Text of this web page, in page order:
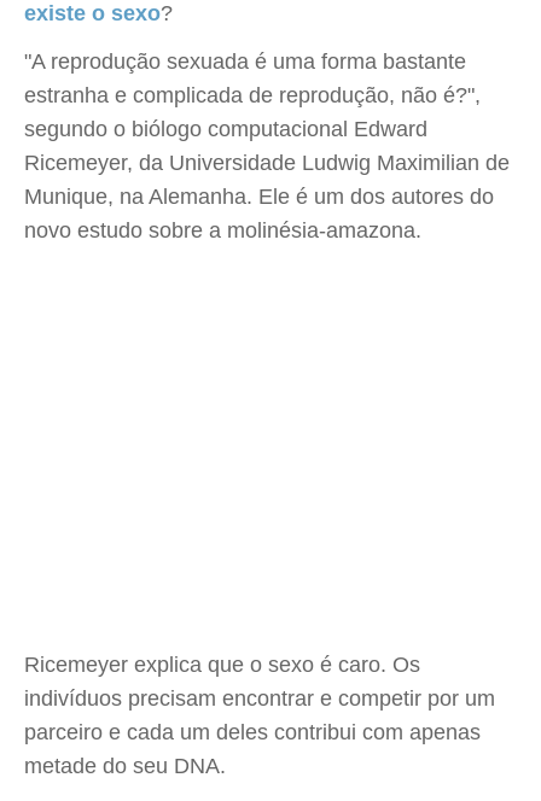
existe o sexo?
"A reprodução sexuada é uma forma bastante
estranha e complicada de reprodução, não é?",
segundo o biólogo computacional Edward
Ricemeyer, da Universidade Ludwig Maximilian de
Munique, na Alemanha. Ele é um dos autores do
novo estudo sobre a molinésia-amazona.
Ricemeyer explica que o sexo é caro. Os
indivíduos precisam encontrar e competir por um
parceiro e cada um deles contribui com apenas
metade do seu DNA.